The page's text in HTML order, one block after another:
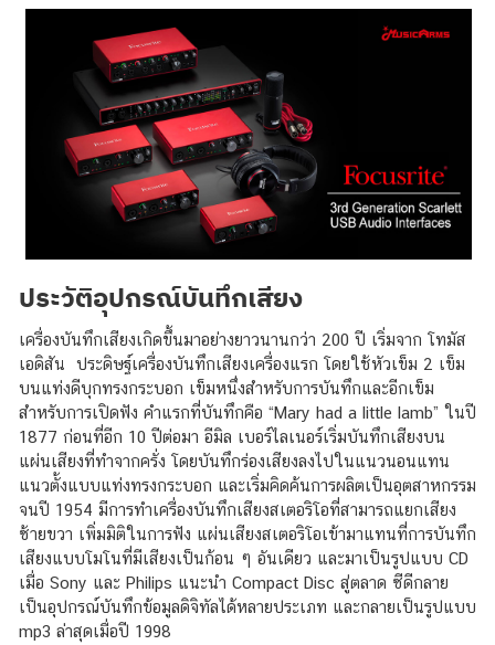
ประวัติอุปกรณ์บันทึกเสียง
เครื่องบันทึกเสียงเกิดขึ้นมาอย่างยาวนานกว่า 200 ปี เริ่มจาก โทมัส
เอดิสัน ประดิษฐ์เครื่องบันทึกเสียงเครื่องแรก โดยใช้หัวเข็ม 2 เข็ม
บนแท่งดีบุกทรงกระบอก เข็มหนึ่งสำหรับการบันทึกและอีกเข็ม
สำหรับการเปิดฟัง คำแรกที่บันทึกคือ “Mary had a little lamb” ในปี
1877 ก่อนที่อีก 10 ปีต่อมา อีมิล เบอร์ไลเนอร์เริ่มบันทึกเสียงบน
แผ่นเสียงที่ทำจากครั่ง โดยบันทึกร่องเสียงลงไปในแนวนอนแทน
แนวตั้งแบบแท่งทรงกระบอก และเริ่มคิดค้นการผลิตเป็นอุตสาหกรรม
จนปี 1954 มีการทำเครื่องบันทึกเสียงสเตอริโอที่สามารถแยกเสียง
ซ้ายขวา เพิ่มมิติในการฟัง แผ่นเสียงสเตอริโอเข้ามาแทนที่การบันทึก
เสียงแบบโมโนที่มีเสียงเป็นก้อน ๆ อันเดียว และมาเป็นรูปแบบ CD
เมื่อ Sony และ Philips แนะนำ Compact Disc สู่ตลาด ซีดีกลาย
เป็นอุปกรณ์บันทึกข้อมูลดิจิทัลได้หลายประเภท และกลายเป็นรูปแบบ
mp3 ล่าสุดเมื่อปี 1998